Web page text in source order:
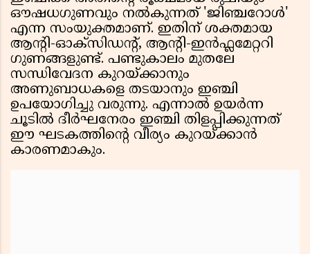
ഔഷധഗുണവും നൽകുന്നത് 'ജിഞ്ചറോൾ'
എന്ന സംയുക്തമാണ്. ഇതിന് ശക്തമായ
ആന്റി-ഓക്സിഡന്റ്, ആന്റി-ഇൻഫ്ലമേറ്ററി
ഗുണങ്ങളുണ്ട്. പണ്ടുകാലം മുതലേ
സന്ധിവേദന കുറയ്ക്കാനും
അണുബാധകളെ തടയാനും ഇഞ്ചി
ഉപയോഗിച്ചു വരുന്നു. എന്നാൽ ഉയർന്ന
ചൂടിൽ ദീർഘനേരം ഇഞ്ചി തിളപ്പിക്കുന്നത്
ഈ ഘടകത്തിന്റെ വീര്യം കുറയ്ക്കാൻ
കാരണമാകും.